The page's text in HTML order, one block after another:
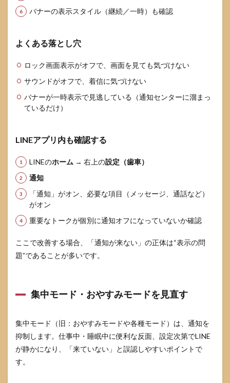
バナーの表示スタイル（継続／一時）も確認
よくある落とし穴
ロック画面表示がオフで、画面を見ても気づけない
サウンドがオフで、着信に気づけない
バナーが一時表示で見逃している（通知センターに溜まっ
ているだけ）
LINEアプリ内も確認する
LINEのホーム → 右上の設定（歯車）
通知
「通知」がオン、必要な項目（メッセージ、通話など）
がオン
重要なトークが個別に通知オフになっていないか確認
ここで改善する場合、「通知が来ない」の正体は“表示の問
題”であることが多いです。
集中モード・おやすみモードを見直す
集中モード（旧：おやすみモードや各種モード）は、通知を
抑制します。仕事中・睡眠中に便利な反面、設定次第でLINE
が静かになり、「来ていない」と誤認しやすいポイントで
す。